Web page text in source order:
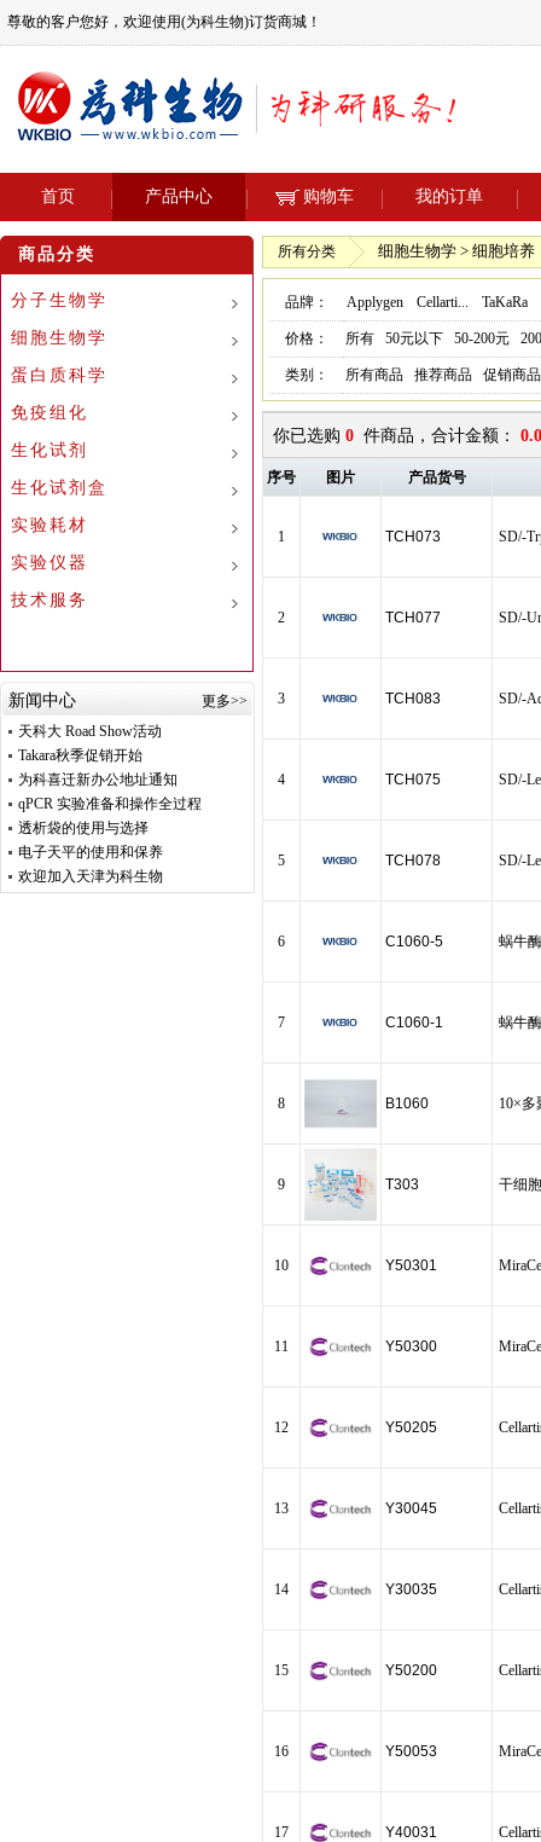
尊敬的客户您好，欢迎使用(为科生物)订货商城！
首页 产品中心 购物车 我的订单
商品分类
分子生物学
细胞生物学
蛋白质科学
免疫组化
生化试剂
生化试剂盒
实验耗材
实验仪器
技术服务
新闻中心
更多>>
天科大 Road Show活动
Takara秋季促销开始
为科喜迁新办公地址通知
qPCR 实验准备和操作全过程
透析袋的使用与选择
电子天平的使用和保养
欢迎加入天津为科生物
所有分类 细胞生物学 > 细胞培养
品牌： Applygen Cellarti... TaKaRa
价格： 所有 50元以下 50-200元
类别： 所有商品 推荐商品 促销商品
你已选购 0 件商品，合计金额：
序号 图片 产品货号
1 TCH073 SD/-
2 TCH077 SD/-
3 TCH083 SD/-
4 TCH075 SD/-
5 TCH078 SD/-
6 C1060-5 蜗牛酶
7 C1060-1 蜗牛酶
8 B1060 10×多
9 T303 干细
10 Y50301
11 Y50300
12 Y50205
13 Y30045
14 Y30035
15 Y50200
16 Y50053
17 Y40031